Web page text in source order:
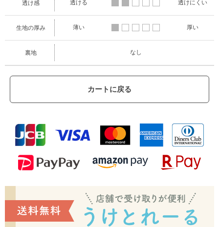
透け感 透ける 透けにくい
生地の厚み 薄い 厚い
裏地 なし
カートに戻る